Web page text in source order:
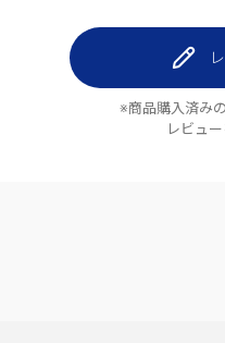
※商品購入済み
レビュ